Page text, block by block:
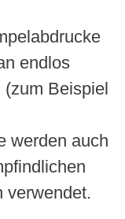
endlos
Beispiel
werden auch
verwendet.